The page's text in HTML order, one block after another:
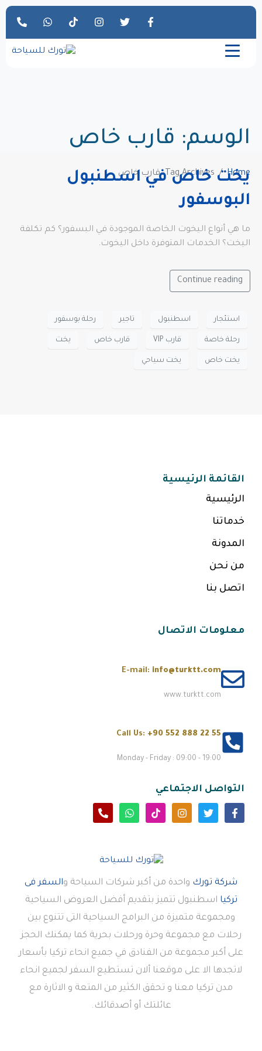
الوسم: قارب خاص
Home Tag Archives: قارب خاص
يخت خاص في اسطنبول
البوسفور
ما هي أنواع اليخوت الخاصة الموجودة في البسفور؟ كم تكلفة
اليخت؟ الخدمات المتوفرة داخل اليخوت.
Continue reading
استئجار اسطنبول تاجير رحلة بوسفور
رحلة خاصة قارب VIP قارب خاص يخت
يخت خاص يخت سياحي
القائمة الرئيسية
الرئيسية
خدماتنا
المدونة
من نحن
اتصل بنا
معلومات الاتصال
E-mail: info@turktt.com
www.turktt.com
Call Us: +90 552 888 22 55
Monday - Friday : 09:00 - 19:00
التواصل الاجتماعي
شركة تورك واحدة من أكبر شركات السياحة والسفر فى
تركيا اسطنبول تتميز بتقديم أفضل العروض السياحية
ومجموعة متميزة من البرامج السياحية التى تتنوع بين
رحلات مع مجموعة وحرة ورحلات بحرية كما يمكنك الحجز
على أكبر مجموعة من الفنادق في جميع انحاء تركيا بأسعار
لاتجدها الا على موقعنا ألان تستطيع السفر لجميع انحاء
مدن تركيا معنا و تحقق الكثير من المتعة و الاثارة مع
عائلتك أو أصدقائك.